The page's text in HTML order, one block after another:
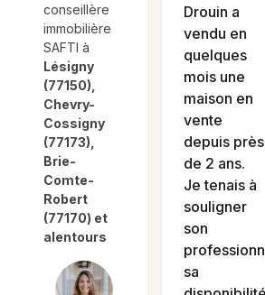
conseillère
immobilière
SAFTI à
Lésigny
(77150),
Chevry-
Cossigny
(77173),
Brie-
Comte-
Robert
(77170) et
alentours
Drouin a
vendu en
quelques
mois une
maison en
vente
depuis près
de 2 ans.
Je tenais à
souligner
son
sa